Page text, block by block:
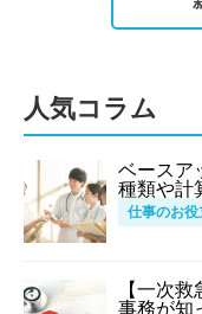
人気コラム
ベースア
種類や計
仕事のお役
【一次
事務が知